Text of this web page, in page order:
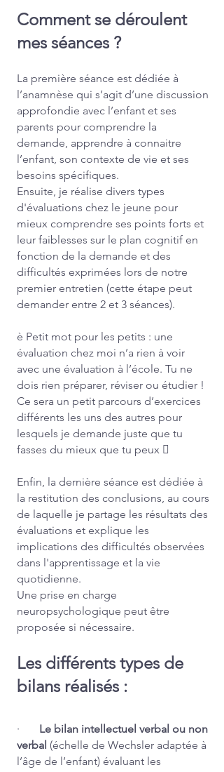
Comment se déroulent
mes séances ?
La première séance est dédiée à
l’anamnèse qui s’agit d’une discussion
approfondie avec l’enfant et ses
parents pour comprendre la
demande, apprendre à connaitre
l’enfant, son contexte de vie et ses
besoins spécifiques.
Ensuite, je réalise divers types
d'évaluations chez le jeune pour
mieux comprendre ses points forts et
leur faiblesses sur le plan cognitif en
fonction de la demande et des
difficultés exprimées lors de notre
premier entretien (cette étape peut
demander entre 2 et 3 séances).
è Petit mot pour les petits : une
évaluation chez moi n’a rien à voir
avec une évaluation à l’école. Tu ne
dois rien préparer, réviser ou étudier !
Ce sera un petit parcours d’exercices
différents les uns des autres pour
lesquels je demande juste que tu
fasses du mieux que tu peux 
Enfin, la dernière séance est dédiée à
la restitution des conclusions, au cours
de laquelle je partage les résultats des
évaluations et explique les
implications des difficultés observées
dans l'apprentissage et la vie
quotidienne.
Une prise en charge
neuropsychologique peut être
proposée si nécessaire.
Les différents types de
bilans réalisés :
· Le bilan intellectuel verbal ou non
verbal (échelle de Wechsler adaptée à
l’âge de l’enfant) évaluant les